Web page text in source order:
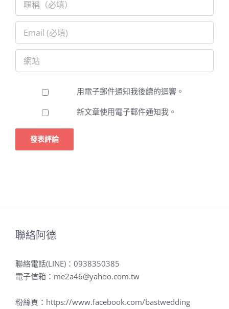
新文章使用電子郵件通知我。
電子信箱：me2a46@yahoo.com.tw